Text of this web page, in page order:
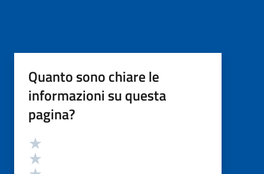
Quanto sono chiare le
informazioni su questa
pagina?
Valutazione